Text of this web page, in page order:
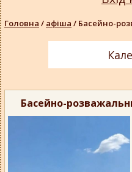
Басейно-
Головна / афіша / Басейно-